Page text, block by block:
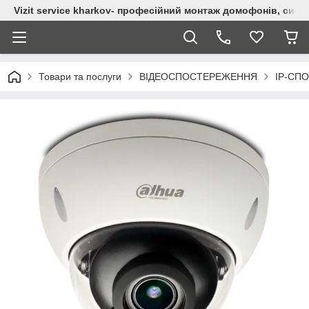
Vizit service kharkov- професійний монтаж домофонів,
Товари та послуги ВІДЕОСПОСТЕРЕЖЕННЯ IP-